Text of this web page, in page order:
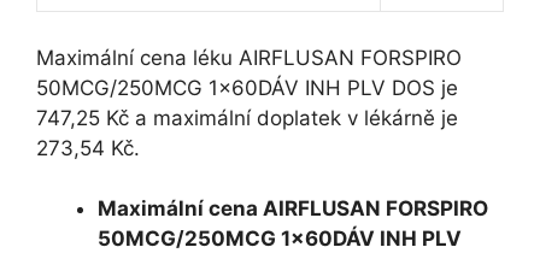
Maximální cena léku AIRFLUSAN FORSPIRO
50MCG/250MCG 1x60DÁV INH PLV DOS je
747,25 Kč a maximální doplatek v lékárně je
273,54 Kč.
Maximální cena AIRFLUSAN FORSPIRO
50MCG/250MCG 1x60DÁV INH PLV